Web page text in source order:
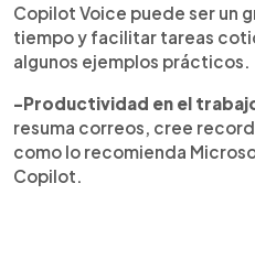
Copilot Voice puede ser un
tiempo y facilitar tareas
algunos ejemplos prácticos.
-Productividad en el
resuma correos, cree
como lo recomienda
Copilot.